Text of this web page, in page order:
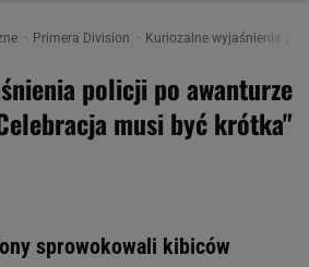
Primera Division Kuriozalne wyjaśnienia
policji po awanturze
musi być krótka"
sprowokowali kibiców